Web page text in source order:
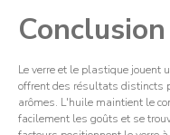
Conclusion
Le verre et le plastique
offrent des résultats distincts
arômes. L'huile maintient le
facilement les goûts et se